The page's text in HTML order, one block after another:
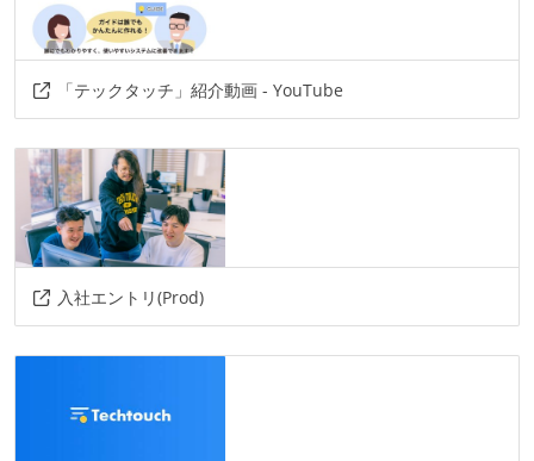
「テックタッチ」紹介動画 - YouTube
入社エントリ(Prod)